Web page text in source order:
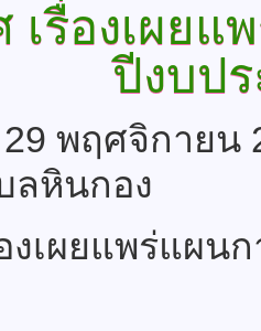
เรื่องเผย
ปีงบป
พฤศจิกายน
ลหินกอง
งเผยแพร่แผ